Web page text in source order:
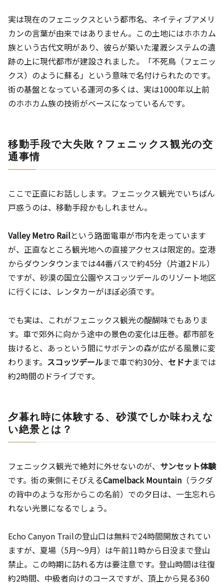
実は現在のフェニックスという都市名、ネイティブアメリ
カンの言葉が由来ではありません。この土地にはホホカム
族という古代文明があり、彼らが築いた灌漑システムの遺
跡の上に現代都市が建設されました。「不死鳥（フェニッ
クス）のように蘇る」という意味で名付けられたのです。
街の基盤となっている運河の多くは、実は1000年以上前
のホホカム族の技術がベースになっているんです。
移動手段で大失敗？フェニックス観光の交
通事情
ここで正直にお話しします。フェニックス観光でいちばん
戸惑うのは、移動手段かもしれません。
Valley Metro Railという路面電車が市内を走っています
が、正直なところ観光地への直接アクセスは限定的。空港
からダウンタウンまでは44番バスで約45分（片道2ドル）
ですが、砂漠の国立公園やスコッツデールのリゾート地区
に行くには、レンタカーがほぼ必須です。
でも実は、これがフェニックス観光の醍醐味でもありま
す。車で郊外に向かう途中の景色の変化は圧巻。都市部を
抜けると、あっという間にサボテンの森が広がる風景に変
わります。 スコッツデールまで車で約30分、 セドナまでは
約2時間のドライブです。
夕暮れ時に体験する、砂漠でしか味わえな
い絶景とは？
フェニックス観光で絶対に外せないのが、 サンセット体験
です。街の東側にそびえるCamelback Mountain （ラクダ
の背中のような形からこの名前）での夕日は、一生忘れら
れない光景になるでしょう。
Echo Canyon Trailの登山口は無料で24時間開放されてい
ますが、夏場（5月〜9月）は午前11時から日没まで登山
禁止。この時期に訪れる方は要注意です。登山時間は往復
約2時間、中級者向けのコースですが、頂上から見る360